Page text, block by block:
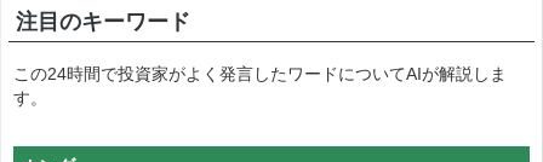
注目のキーワード
この24時間で投資家がよく発言したワードについてAIが解説しま
す。